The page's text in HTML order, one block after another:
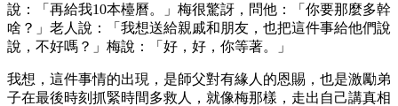
說：「再給我10本檯曆。」梅很驚訝，問他：「你要那麼多幹
啥？」老人說：「我想送給親戚和朋友，也把這件事給他們說
說，不好嗎？」梅說：「好，好，你等著。」
我想，這件事情的出現，是師父對有緣人的恩賜，也是激勵弟
子在最後時刻抓緊時間多救人，就像梅那樣，走出自己講真相